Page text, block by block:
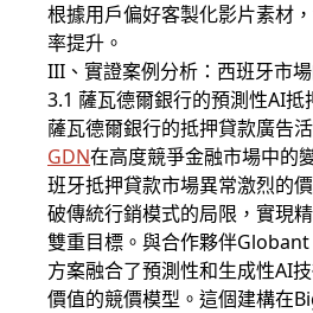
根據用戶偏好客製化影片素材
率提升。
III、實證案例分析：西班牙市
3.1 薩瓦德爾銀行的預測性AI抵
薩瓦德爾銀行的抵押貸款廣告
GDN在高度競爭金融市場中的
班牙抵押貸款市場異常激烈的
破傳統行銷模式的局限，實現
雙重目標。與合作夥伴
方案融合了預測性和生成性AI
價值的競價模型。這個建構在